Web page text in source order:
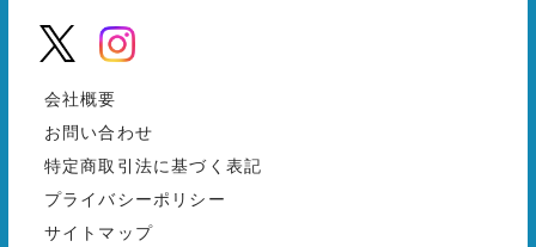
会社概要
お問い合わせ
特定商取引法に基づく表記
プライバシーポリシー
サイトマップ